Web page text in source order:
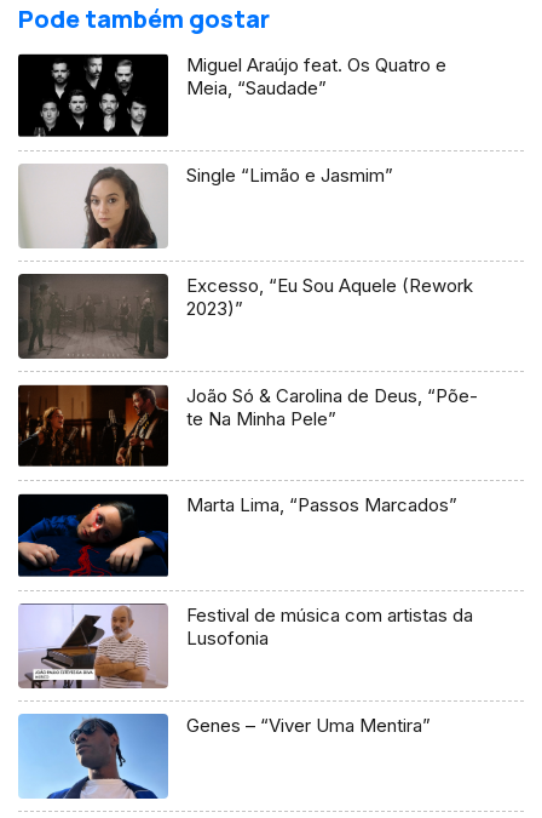
Pode também gostar
Miguel Araújo feat. Os Quatro e
Meia, “Saudade”
Single “Limão e Jasmim”
Excesso, “Eu Sou Aquele (Rework
2023)”
João Só & Carolina de Deus, “Põe-
te Na Minha Pele”
Marta Lima, “Passos Marcados”
Festival de música com artistas da
Lusofonia
Genes – “Viver Uma Mentira”